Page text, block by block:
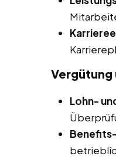
Vergütung
Lohn-